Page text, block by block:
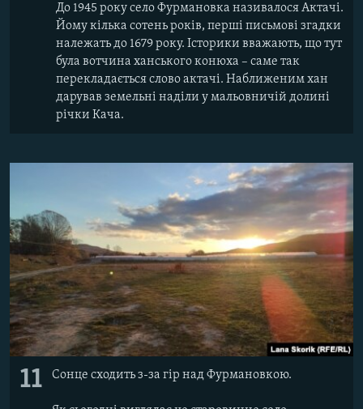
До 1945 року село Фурмановка називалося Актачі.
Йому кілька сотень років, перші письмові згадки
належать до 1679 року. Історики вважають, що тут
була вотчина ханського конюха – саме так
перекладається слово актачі. Наближеним хан
дарував земельні наділи у мальовничій долині
річки Кача.
11 Сонце сходить з-за гір над Фурмановкою.